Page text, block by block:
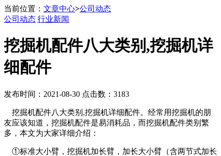
当前位置： 文章中心>公司动态
公司动态 行业新闻
挖掘机配件八大类别,挖掘机详
细配件
发布时间：2021-08-30 点击数：3183
挖掘机配件八大类别,挖掘机详细配件。经常用挖掘机的朋
友应该知道，挖掘机配件是易消耗品，而挖掘机配件类别繁
多，本文为大家详细介绍：
①标准大小臂，挖掘机加长臂，加长大小臂（含两节式加长